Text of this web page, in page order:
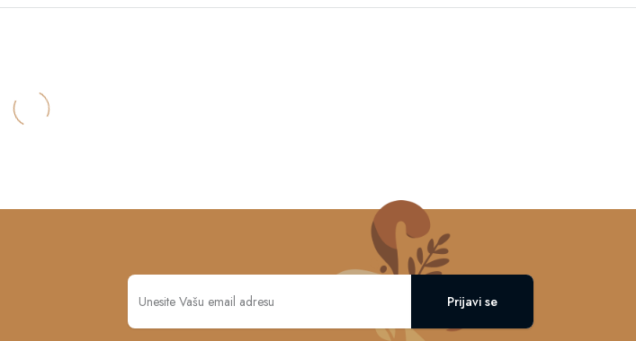
Prijavi se